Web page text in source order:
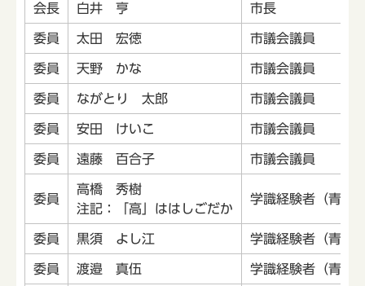
会長 白井 亨 市長
委員 太田 宏徳 市議会議員
委員 天野 かな 市議会議員
委員 ながとり 太郎 市議会議員
委員 安田 けいこ 市議会議員
委員 遠藤 百合子 市議会議員
委員
高橋 秀樹
注記：「高」ははしごだか
学識経験者（青少
委員 黒須 よし江 学識経験者（青少
委員 渡邉 真伍 学識経験者（青少